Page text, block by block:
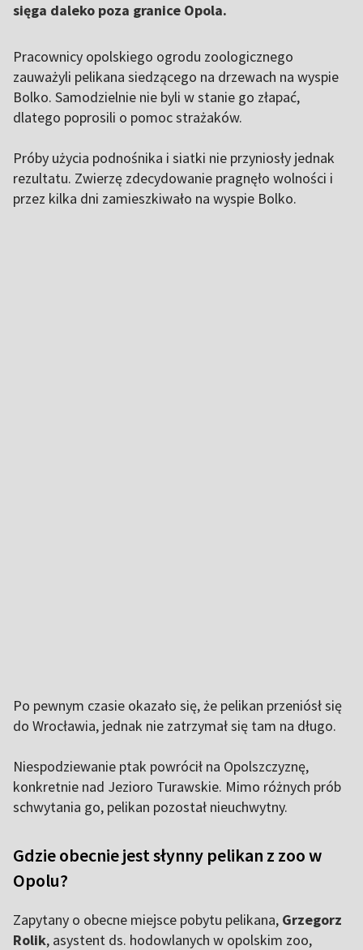
sięga daleko poza granice Opola.
Pracownicy opolskiego ogrodu zoologicznego
zauważyli pelikana siedzącego na drzewach na wyspie
Bolko. Samodzielnie nie byli w stanie go złapać,
dlatego poprosili o pomoc strażaków.
Próby użycia podnośnika i siatki nie przyniosły jednak
rezultatu. Zwierzę zdecydowanie pragnęło wolności i
przez kilka dni zamieszkiwało na wyspie Bolko.
Po pewnym czasie okazało się, że pelikan przeniósł się
do Wrocławia, jednak nie zatrzymał się tam na długo.
Niespodziewanie ptak powrócił na Opolszczyznę,
konkretnie nad Jezioro Turawskie. Mimo różnych prób
schwytania go, pelikan pozostał nieuchwytny.
Gdzie obecnie jest słynny pelikan z zoo w
Opolu?
Zapytany o obecne miejsce pobytu pelikana, Grzegorz
Rolik, asystent ds. hodowlanych w opolskim zoo,